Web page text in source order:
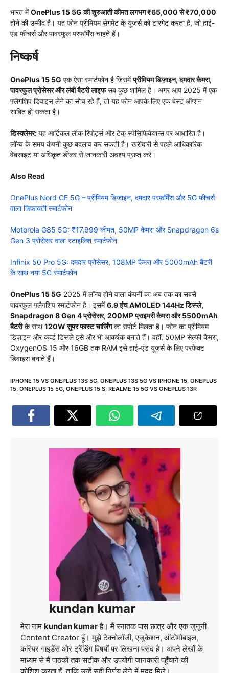
भारत मेंOnePlus 15 5G की शुरुआती कीमत लगभग ₹65,000 से ₹70,000
होने की उम्मीद है। यह फोन प्रीमियम सेगमेंट के यूज़र्स को टारगेट करता है, जो हाई-
एंड फीचर्स और पावरफुल परफॉर्मेंस चाहते हैं।
निष्कर्ष
OnePlus 15 5G एक ऐसा स्मार्टफोन है जिसमेंप्रीमियम डिज़ाइन, दमदार कैमरा,
पावरफुल प्रोसेसर और लंबी बैटरी लाइफसब कुछ शामिल है। अगर आप 2025 में एक
फ्लैगशिप डिवाइस लेने का सोच रहे हैं, तो यह फोन आपके लिए एक बेस्ट ऑप्शन
साबित हो सकता है।
डिस्क्लेमर:यह आर्टिकल लीक रिपोर्ट्स और टेक स्पेसिफिकेशन्स पर आधारित है।
लॉन्च के समय कंपनी कुछ बदलाव कर सकती है। खरीदारी से पहले आधिकारिक
वेबसाइट या अधिकृत डीलर से जानकारी अवश्य प्राप्त करें।
Also Read
OnePlus Nord CE 5G – प्रीमियम डिजाइन, दमदार परफॉर्मेंस और 5G फीचर्स
वाला किफायती स्मार्टफोन
Motorola G85 5G: ₹17,999 कीमत, 50MP कैमरा और Snapdragon 6s
Gen 3 प्रोसेसर वाला स्टाइलिश स्मार्टफोन
Infinix 50 Pro 5G: दमदार प्रोसेसर, 108MP कैमरा और 5000mAh बैटरी
के साथ नया 5G स्मार्टफोन
OnePlus 15 5G 2025 में लॉन्च होने वाला कंपनी का अब तक का सबसे
पावरफुल फ्लैगशिप स्मार्टफोन है। इसमें6.9 इंच AMOLED 144Hz डिस्प्ले,
Snapdragon 8 Gen 4 प्रोसेसर, 200MP प्राइमरी कैमरा और 5500mAh
बैटरीके साथ120W सुपर फास्ट चार्जिंगका सपोर्ट मिलता है। फोन का प्रीमियम
डिज़ाइन और कर्व्ड डिस्प्ले इसे और भी आकर्षक बनाते हैं। वहीं, 50MP सेल्फी कैमरा,
OxygenOS 15 और 16GB तक RAM इसे हाई-एंड यूज़र्स के लिए परफेक्ट
डिवाइस बनाते हैं।
IPHONE 15 VS ONEPLUS 13S 5G, ONEPLUS 13S 5G VS IPHONE 15, ONEPLUS
15, ONEPLUS 15 5G, ONEPLUS 15 S, REALME 15 5G VS ONEPLUS 13R
kundan kumar
मेरा नाम kundan kumarहै। मैं स्नातक पास छात्र और एक जुनूनी
Content Creator हूँ। मुझे टेक्नोलॉजी, एजुकेशन, ऑटोमोबाइल,
करियर गाइडेंस और ट्रेंडिंग विषयों पर लिखना पसंद है। अपने लेखों के
माध्यम से मैं पाठकों तक सटीक और उपयोगी जानकारी पहुँचाने की